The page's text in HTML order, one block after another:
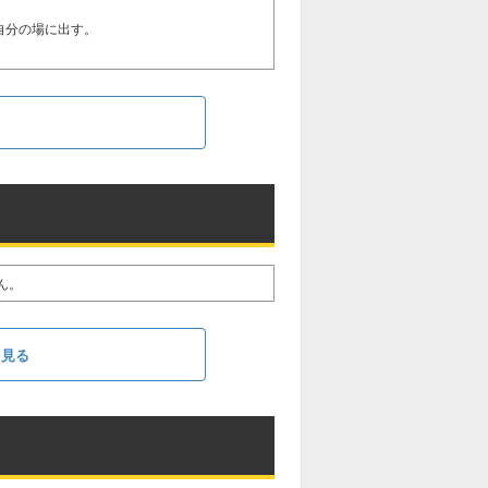
の場に出す。
る